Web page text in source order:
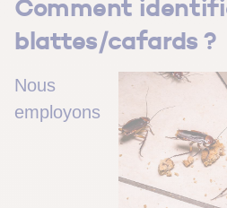
Comment
blattes/cafards ?
Nous
employons